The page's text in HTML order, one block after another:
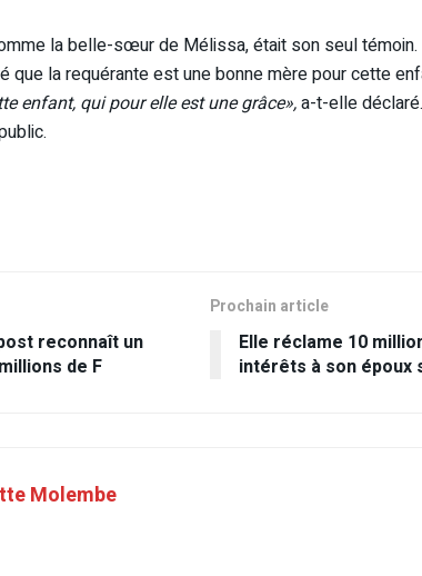
la belle-sœur de Mélissa, était son seul
que la requérante est une bonne mère pour cette
enfant, qui pour elle est une grâce»,a-t-elle
reconnaît un
de F
Prochain article
Elle réclame 10
intérêts à son époux
Molembe